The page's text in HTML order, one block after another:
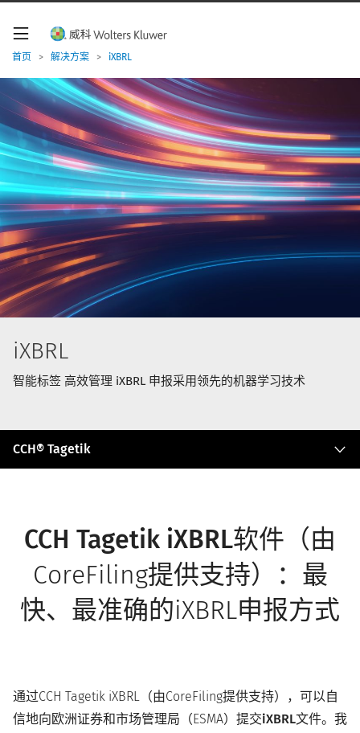
W
u
w
e
r
导
航
首页 > 解决方案 > iXBRL
iXBRL
智能标签 高效管理 iXBRL 申报采用领先的机器学习技术
CCH® Tagetik
C
g
e
k
CCH Tagetik iXBRL软件 （由
CoreFiling提供支持）：最
快、最准确的iXBRL申报方式
通过CCH Tagetik iXBRL（由CoreFiling提供支持），可以自
信地向欧洲证券和市场管理局（ESMA）提交iXBRL文件。我